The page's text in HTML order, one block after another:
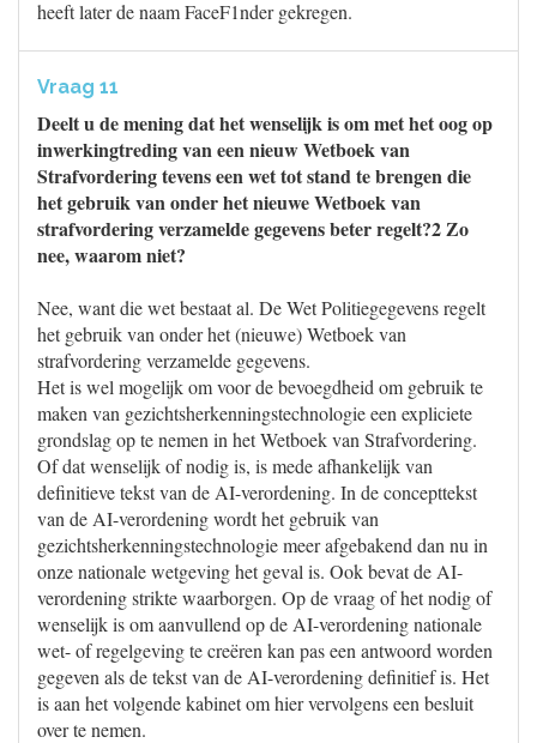
heeft later de naam FaceF1nder gekregen.
Vraag 11
Deelt u de mening dat het wenselijk is om met het oog op
inwerkingtreding van een nieuw Wetboek van
Strafvordering tevens een wet tot stand te brengen die
het gebruik van onder het nieuwe Wetboek van
strafvordering verzamelde gegevens beter regelt?2 Zo
nee, waarom niet?
Nee, want die wet bestaat al. De Wet Politiegegevens regelt
het gebruik van onder het (nieuwe) Wetboek van
strafvordering verzamelde gegevens.
Het is wel mogelijk om voor de bevoegdheid om gebruik te
maken van gezichtsherkenningstechnologie een expliciete
grondslag op te nemen in het Wetboek van Strafvordering.
Of dat wenselijk of nodig is, is mede afhankelijk van
definitieve tekst van de AI-verordening. In de concepttekst
van de AI-verordening wordt het gebruik van
gezichtsherkenningstechnologie meer afgebakend dan nu in
onze nationale wetgeving het geval is. Ook bevat de AI-
verordening strikte waarborgen. Op de vraag of het nodig of
wenselijk is om aanvullend op de AI-verordening nationale
wet- of regelgeving te creëren kan pas een antwoord worden
gegeven als de tekst van de AI-verordening definitief is. Het
is aan het volgende kabinet om hier vervolgens een besluit
over te nemen.